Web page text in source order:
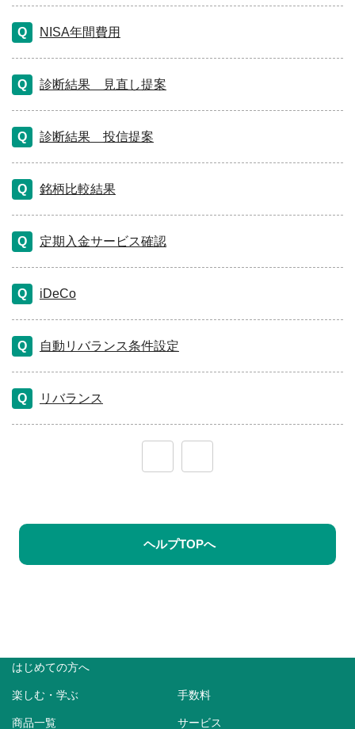
NISA年間費用
診断結果 見直し提案
診断結果 投信提案
銘柄比較結果
定期入金サービス確認
iDeCo
自動リバランス条件設定
リバランス
ヘルプTOPへ
はじめての方へ
楽しむ・学ぶ 手数料
商品一覧 サービス